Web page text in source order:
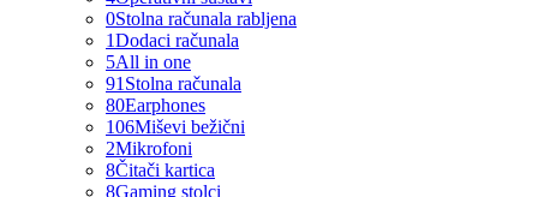
0Stolna računala rabljena
1Dodaci računala
5All in one
91 Stolna računala
80Earphones
106Miševi bežični
2Mikrofoni
8Čitači kartica
8Gaming stolci